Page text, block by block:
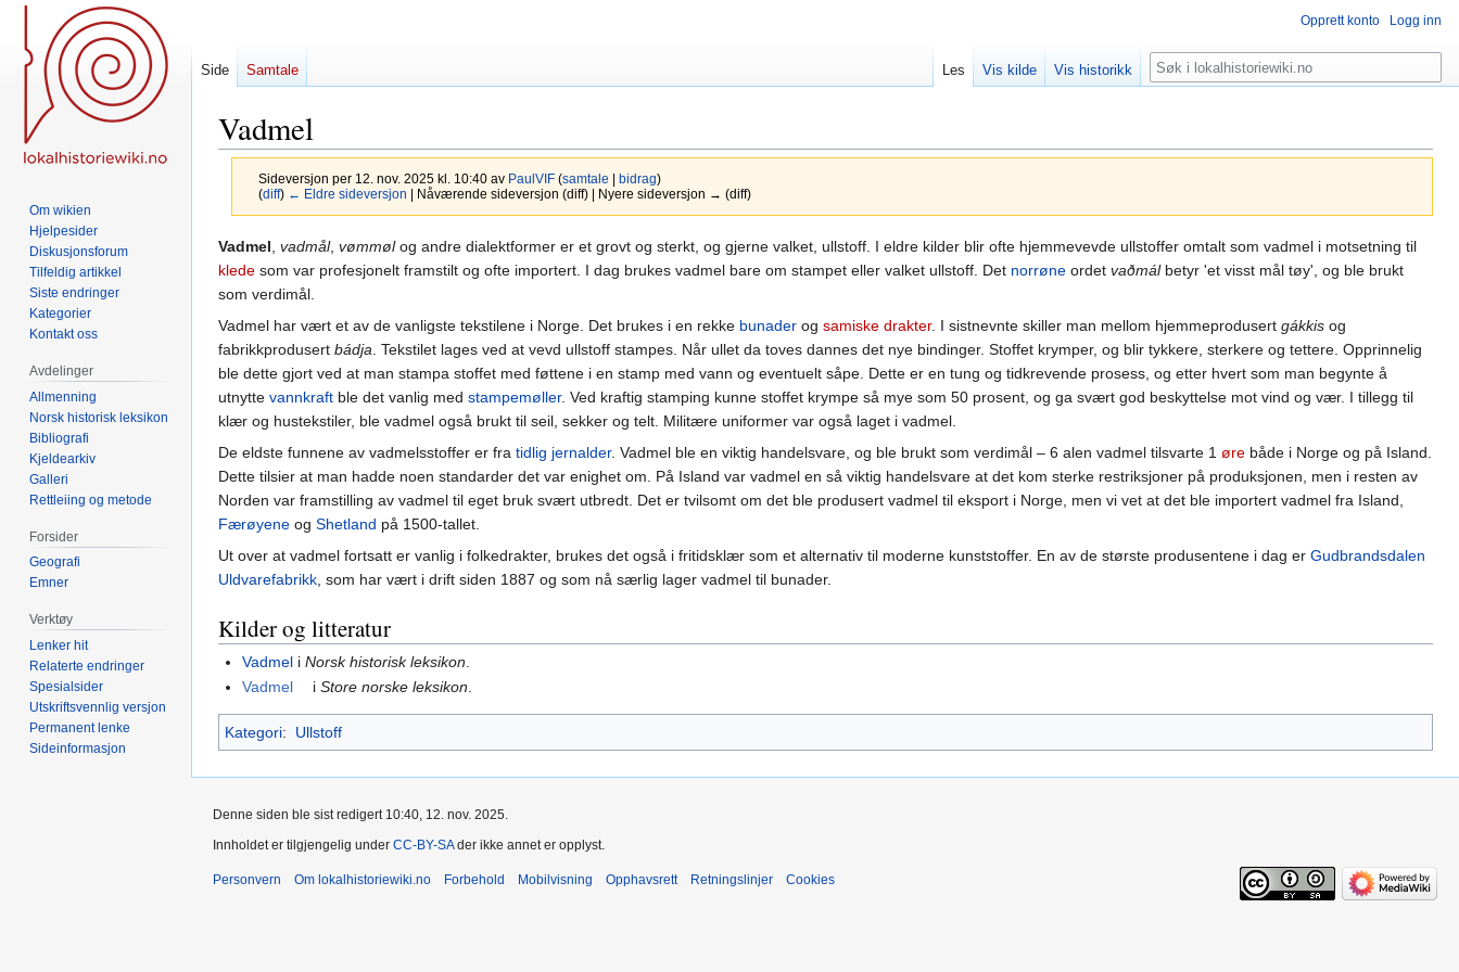
Vadmel
Sideversjon per 12. nov. 2025 kl. 10:40 av PaulVIF (samtale bidrag)
(diff) ← Eldre sideversjon | Nåværende sideversjon (diff) | Nyere sideversjon → (diff)
Hopp
til
navigering
Hopp
til
søk
Vadmel vadmål, vømmølog andre dialektformer er et grovt og sterkt, og gjerne valket, ullstoff. I eldre kilder blir ofte hjemmevevde ullstoffer omtalt som vadmel i motsetning til
klede som var profesjonelt framstilt og ofte importert. I dag brukes vadmel bare om stampet eller valket ullstoff. Det norrøne ordet vaðmálbetyr 'et visst mål tøy', og ble brukt
som verdimål.
Vadmel har vært et av de vanligste tekstilene i Norge. Det brukes i en rekke bunader og samiske drakter. I sistnevnte skiller man mellom hjemmeprodusert gákkis og
fabrikkprodusert bádja . Tekstilet lages ved at vevd ullstoff stampes. Når ullet da toves dannes det nye bindinger. Stoffet krymper, og blir tykkere, sterkere og tettere. Opprinnelig
ble dette gjort ved at man stampa stoffet med føttene i en stamp med vann og eventuelt såpe. Dette er en tung og tidkrevende prosess, og etter hvert som man begynte å
utnytte vannkraft ble det vanlig med stampemøller. Ved kraftig stamping kunne stoffet krympe så mye som 50 prosent, og ga svært god beskyttelse mot vind og vær. I tillegg til
klær og hustekstiler, ble vadmel også brukt til seil, sekker og telt. Militære uniformer var også laget i vadmel.
De eldste funnene av vadmelsstoffer er fra tidlig jernalder. Vadmel ble en viktig handelsvare, og ble brukt som verdimål – 6 alen vadmel tilsvarte 1 øre både i Norge og på Island.
Dette tilsier at man hadde noen standarder det var enighet om. På Island var vadmel en så viktig handelsvare at det kom sterke restriksjoner på produksjonen, men i resten av
Norden var framstilling av vadmel til eget bruk svært utbredt. Det er tvilsomt om det ble produsert vadmel til eksport i Norge, men vi vet at det ble importert vadmel fra Island,
Færøyene og Shetland på 1500-tallet.
Ut over at vadmel fortsatt er vanlig i folkedrakter, brukes det også i fritidsklær som et alternativ til moderne kunststoffer. En av de største produsentene i dag er Gudbrandsdalen
Uldvarefabrikk , som har vært i drift siden 1887 og som nå særlig lager vadmel til bunader.
Kilder og litteratur
Vadmel iNorsk historisk leksikon
Vadmel
iStore norske leksikon.
Kategori: Ullstoff
Opprett konto Logg inn
Side Samtale Les Vis kilde Vis historikk Søk
Om wikien
Hjelpesider
Diskusjonsforum
Tilfeldig artikkel
Siste endringer
Kategorier
Kontakt oss
Avdelinger
Allmenning
Norsk historisk leksikon
Bibliografi
Kjeldearkiv
Galleri
Rettleiing og metode
Forsider
Geografi
Emner
Verktøy
Lenker hit
Relaterte endringer
Spesialsider
Utskriftsvennlig versjon
Permanent lenke
Sideinformasjon
Denne siden ble sist redigert 10:40, 12. nov. 2025.
Innholdet er tilgjengelig under CC-BY-SAder ikke annet er opplyst.
Personvern Om lokalhistoriewiki.no Forbehold Mobilvisning Opphavsrett Retningslinjer Cookies